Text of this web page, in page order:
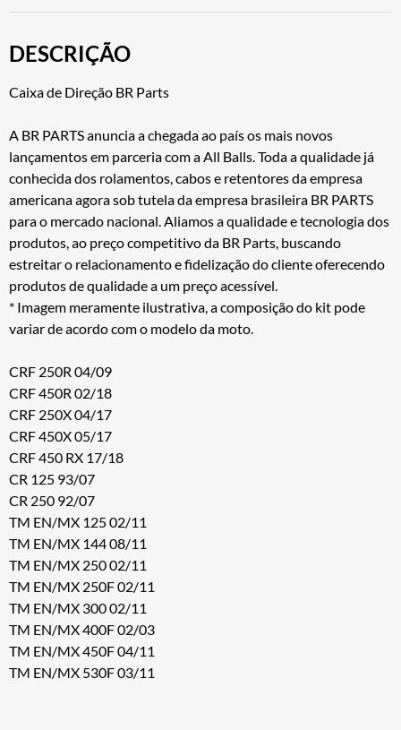
DESCRIÇÃO
Caixa de Direção BR Parts
A BR PARTS anuncia a chegada ao país os mais novos
lançamentos em parceria com a All Balls. Toda a qualidade já
conhecida dos rolamentos, cabos e retentores da empresa
americana agora sob tutela da empresa brasileira BR PARTS
para o mercado nacional. Aliamos a qualidade e tecnologia dos
produtos, ao preço competitivo da BR Parts, buscando
estreitar o relacionamento e fidelização do cliente oferecendo
produtos de qualidade a um preço acessível.
* Imagem meramente ilustrativa, a composição do kit pode
variar de acordo com o modelo da moto.
CRF 250R 04/09
CRF 450R 02/18
CRF 250X 04/17
CRF 450X 05/17
CRF 450 RX 17/18
CR 125 93/07
CR 250 92/07
TM EN/MX 125 02/11
TM EN/MX 144 08/11
TM EN/MX 250 02/11
TM EN/MX 250F 02/11
TM EN/MX 300 02/11
TM EN/MX 400F 02/03
TM EN/MX 450F 04/11
TM EN/MX 530F 03/11